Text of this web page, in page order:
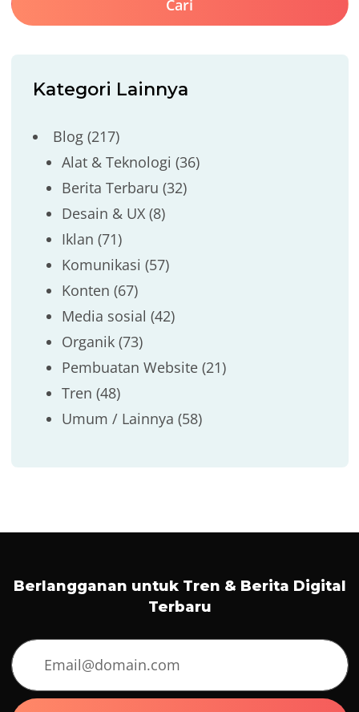
Kategori Lainnya
Blog(217)
Alat & Teknologi (36)
Berita Terbaru (32)
Desain & UX(8)
Iklan (71)
Komunikasi (57)
Konten (67)
Media sosial (42)
Organik(73)
Pembuatan Website(21)
Tren (48)
Umum / Lainnya (58)
Berlangganan untuk Tren & Berita Digital
Terbaru